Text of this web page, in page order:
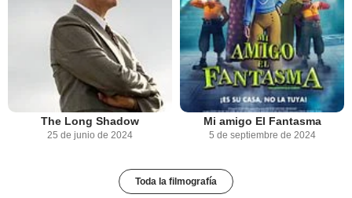
The Long Shadow
25 de junio de 2024
Mi amigo El Fantasma
5 de septiembre de 2024
Toda la filmografía